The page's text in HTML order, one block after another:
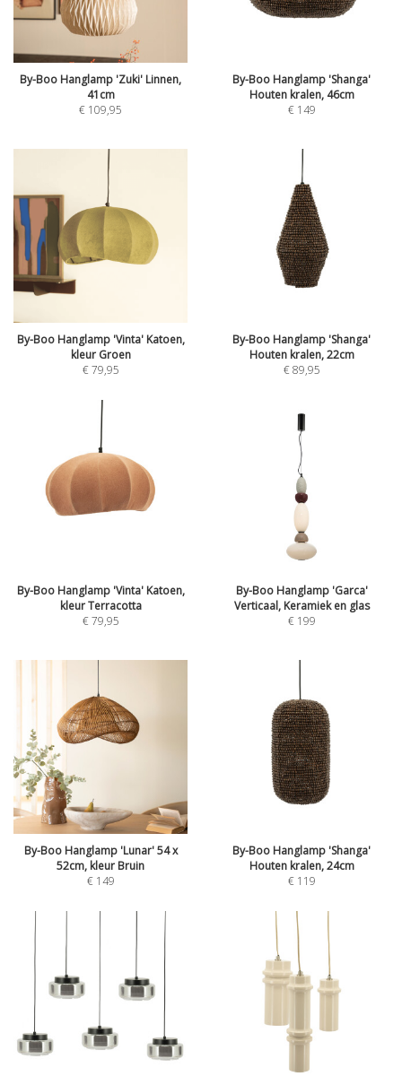
By-Boo Hanglamp 'Zuki' Linnen,
41cm
€ 109,95
By-Boo Hanglamp 'Shanga'
Houten kralen, 46cm
€ 149
By-Boo Hanglamp 'Vinta' Katoen,
kleur Groen
€79,95
By-Boo Hanglamp 'Shanga'
Houten kralen, 22cm
€89,95
By-Boo Hanglamp 'Vinta' Katoen,
kleur Terracotta
€79,95
By-Boo Hanglamp 'Garca'
Verticaal, Keramiek en glas
€ 199
By-Boo Hanglamp 'Lunar' 54 x
52cm, kleur Bruin
€ 149
By-Boo Hanglamp 'Shanga'
Houten kralen, 24cm
€ 119